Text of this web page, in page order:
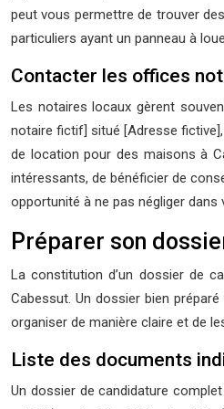
peut vous permettre de trouver
particuliers ayant un panneau à
Contacter les offices
Les notaires locaux gèrent
notaire fictif] situé [Adresse
de location pour des maisons à
intéressants, de bénéficier de
opportunité à ne pas négliger
Préparer son
La constitution d’un dossier de
Cabessut. Un dossier bien
organiser de manière claire et de
Liste des documents
Un dossier de candidature